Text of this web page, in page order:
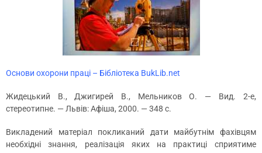
Основи охорони праці – Бібліотека BukLib.net
Жидецький В., Джигирей В., Мельников О. — Вид. 2-е,
стереотипне. — Львів: Афіша, 2000. — 348 с.
Викладений матеріал покликаний дати майбутнім фахівцям
необхідні знання, реалізація яких на практиці сприятиме